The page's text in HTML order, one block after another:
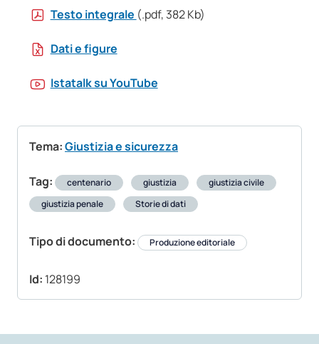
Testo integrale (.pdf, 382 Kb)
Dati e figure
Istatalk su YouTube
Tema:Giustizia e sicurezza
Tag: centenario giustizia
giustizia civile
giustizia penale
Storie di dati
Tipo di documento: Produzione editoriale
Id: 128199